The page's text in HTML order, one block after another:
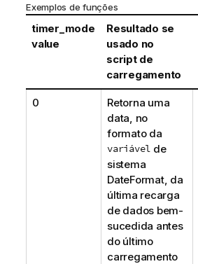
a
Exemplos de funções
timer_mode
value
Resultado se
usado no
script de
carregamento
0
Retorna uma
data, no
formato da
variável de
sistema
DateFormat, da
última recarga
de dados bem-
sucedida antes
do último
carregamento